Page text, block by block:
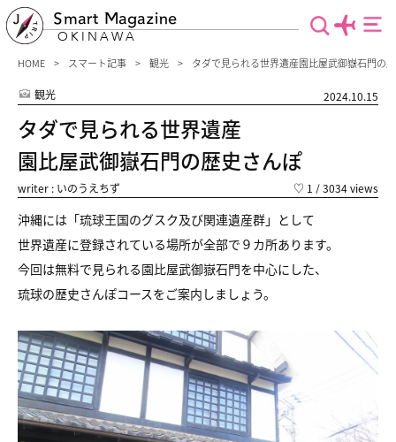
Smart Magazine
OKINAWA
HOME スマート記事 観光 タダで見られる世界遺産園比屋武御嶽石門の
観光 2024.10.15
タダで見られる世界遺産
園比屋武御嶽石門の歴史さんぽ
writer : いのうえちず ♡ 1 / 3034 views
沖縄には「琉球王国のグスク及び関連遺産群」として
世界遺産に登録されている場所が全部で９カ所あります。
今回は無料で見られる園比屋武御嶽石門を中心にした、
琉球の歴史さんぽコースをご案内しましょう。